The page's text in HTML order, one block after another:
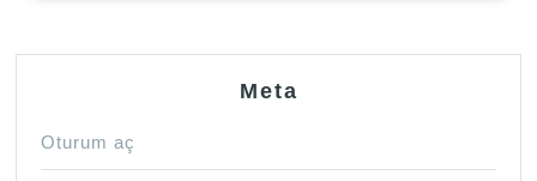
Meta
Oturum aç